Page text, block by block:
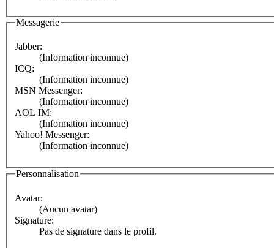
Messagerie
Jabber:
(Information inconnue)
ICQ:
(Information inconnue)
MSN Messenger:
(Information inconnue)
AOL IM:
(Information inconnue)
Yahoo! Messenger:
(Information inconnue)
Personnalisation
Avatar:
(Aucun avatar)
Signature:
Pas de signature dans le profil.